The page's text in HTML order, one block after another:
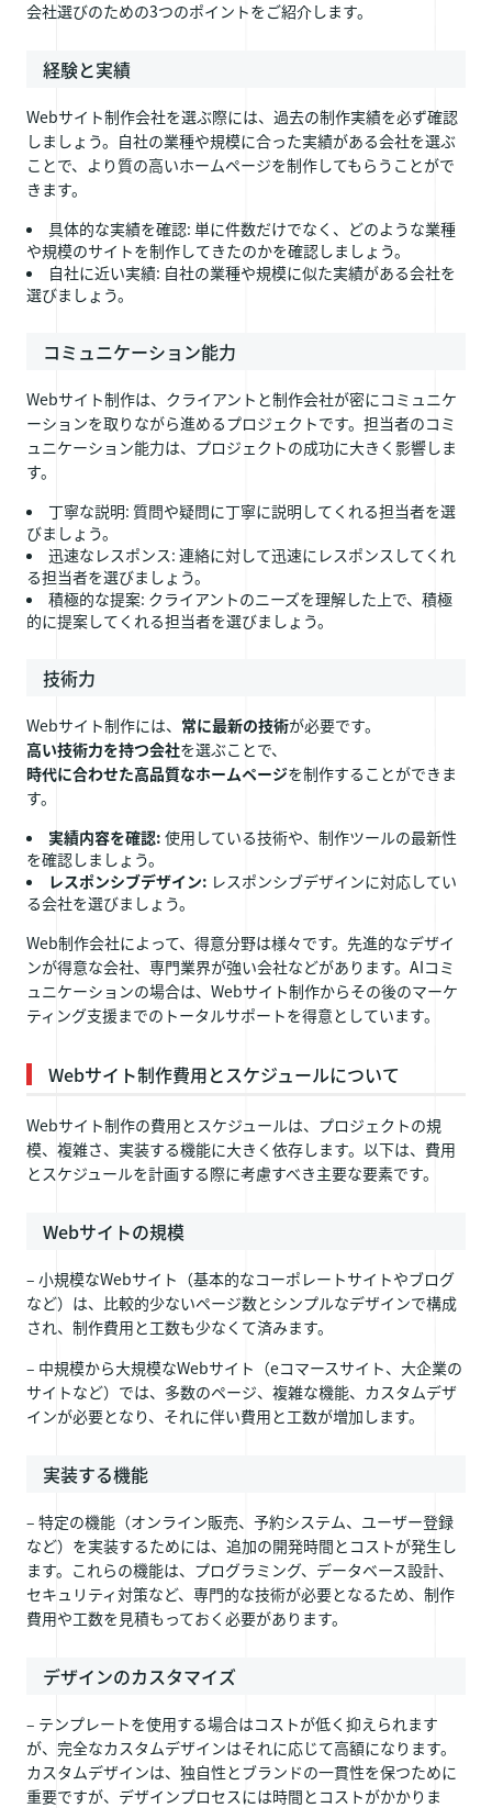
会社選びのための3つのポイントをご紹介します。
経験と実績
Webサイト制作会社を選ぶ際には、過去の制作実績を必ず確認
しましょう。自社の業種や規模に合った実績がある会社を選ぶ
ことで、より質の高いホームページを制作してもらうことがで
きます。
具体的な実績を確認: 単に件数だけでなく、どのような業種
や規模のサイトを制作してきたのかを確認しましょう。
自社に近い実績: 自社の業種や規模に似た実績がある会社を
選びましょう。
コミュニケーション能力
Webサイト制作は、クライアントと制作会社が密にコミュニケ
ーションを取りながら進めるプロジェクトです。担当者のコミ
ュニケーション能力は、プロジェクトの成功に大きく影響しま
す。
丁寧な説明: 質問や疑問に丁寧に説明してくれる担当者を選
びましょう。
迅速なレスポンス: 連絡に対して迅速にレスポンスしてくれ
る担当者を選びましょう。
積極的な提案: クライアントのニーズを理解した上で、積極
的に提案してくれる担当者を選びましょう。
技術力
Webサイト制作には、 常に最新の技術が必要です。
高い技術力を持つ会社を選ぶことで、
時代に合わせた高品質なホームページを制作することができま
す。
実績内容を確認: 使用している技術や、制作ツールの最新性
を確認しましょう。
レスポンシブデザイン: レスポンシブデザインに対応してい
る会社を選びましょう。
Web制作会社によって、得意分野は様々です。先進的なデザイ
ンが得意な会社、専門業界が強い会社などがあります。AIコミ
ュニケーションの場合は、Webサイト制作からその後のマーケ
ティング支援までのトータルサポートを得意としています。
Webサイト制作費用とスケジュールについて
Webサイト制作の費用とスケジュールは、プロジェクトの規
模、複雑さ、実装する機能に大きく依存します。以下は、費用
とスケジュールを計画する際に考慮すべき主要な要素です。
Webサイトの規模
– 小規模なWebサイト（基本的なコーポレートサイトやブログ
など）は、比較的少ないページ数とシンプルなデザインで構成
され、制作費用と工数も少なくて済みます。
– 中規模から大規模なWebサイト（eコマースサイト、大企業の
サイトなど）では、多数のページ、複雑な機能、カスタムデザ
インが必要となり、それに伴い費用と工数が増加します。
実装する機能
– 特定の機能（オンライン販売、予約システム、ユーザー登録
など）を実装するためには、追加の開発時間とコストが発生し
ます。これらの機能は、プログラミング、データベース設計、
セキュリティ対策など、専門的な技術が必要となるため、制作
費用や工数を見積もっておく必要があります。
デザインのカスタマイズ
– テンプレートを使用する場合はコストが低く抑えられます
が、完全なカスタムデザインはそれに応じて高額になります。
カスタムデザインは、独自性とブランドの一貫性を保つために
重要ですが、デザインプロセスには時間とコストがかかりま